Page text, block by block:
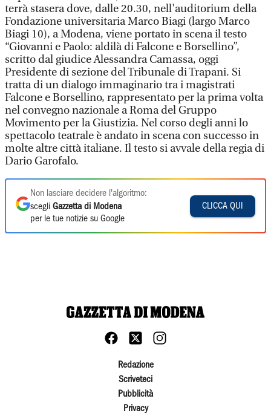
terrà stasera dove, dalle 20.30, nell'auditorium della
Fondazione universitaria Marco Biagi (largo Marco
Biagi 10), a Modena, viene portato in scena il testo
“Giovanni e Paolo: aldilà di Falcone e Borsellino”,
scritto dal giudice Alessandra Camassa, oggi
Presidente di sezione del Tribunale di Trapani. Si
tratta di un dialogo immaginario tra i magistrati
Falcone e Borsellino, rappresentato per la prima volta
nel convegno nazionale a Roma del Gruppo
Movimento per la Giustizia. Nel corso degli anni lo
spettacolo teatrale è andato in scena con successo in
molte altre città italiane. Il testo si avvale della regia di
Dario Garofalo.
Non lasciare decidere l'algoritmo:
scegli Gazzetta di Modena
per le tue notizie su Google
CLICCA QUI
Redazione
Scriveteci
Pubblicità
Privacy